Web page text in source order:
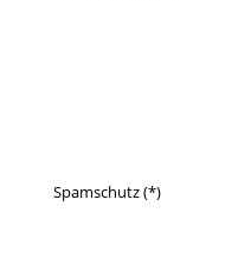
Spamschutz (*)